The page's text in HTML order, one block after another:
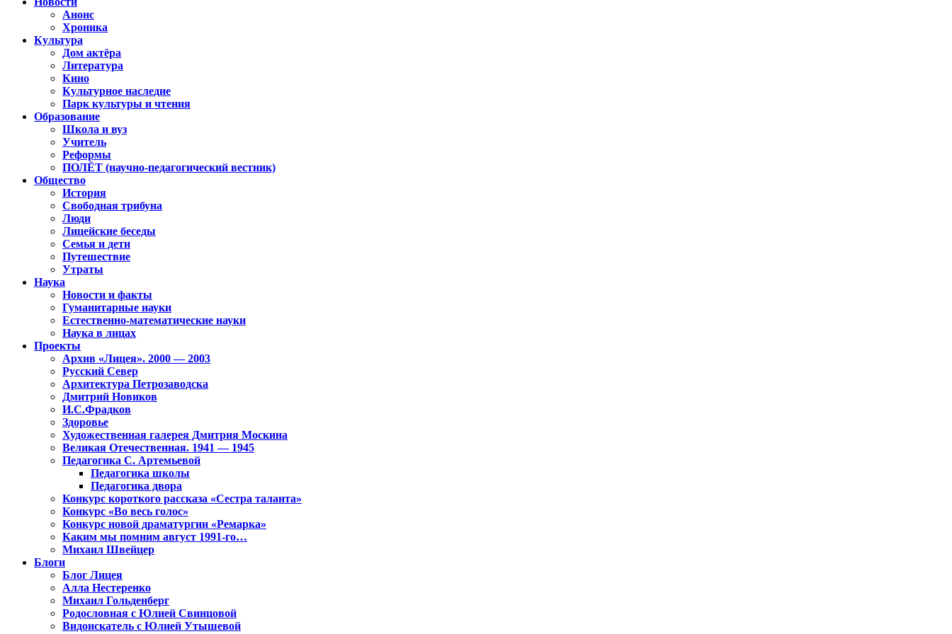
Анонс
Хроника
Культура
Дом актёра
Литература
Кино
Культурное наследие
Парк культуры и чтения
Образование
Школа и вуз
Учитель
Реформы
ПОЛЁТ (научно-педагогический вестник)
Общество
История
Свободная трибуна
Люди
Лицейские беседы
Семья и дети
Путешествие
Утраты
Наука
Новости и факты
Гуманитарные науки
Естественно-математические науки
Наука в лицах
Проекты
Архив «Лицея». 2000 — 2003
Русский Север
Архитектура Петрозаводска
Дмитрий Новиков
И.С.Фрадков
Здоровье
Художественная галерея Дмитрия Москина
Великая Отечественная. 1941 — 1945
Педагогика С. Артемьевой
Педагогика школы
Педагогика двора
Конкурс короткого рассказа «Сестра таланта»
Конкурс «Во весь голос»
Конкурс новой драматургии «Ремарка»
Каким мы помним август 1991-го…
Михаил Швейцер
Блоги
Блог Лицея
Алла Нестеренко
Михаил Гольденберг
Родословная с Юлией Свинцовой
Видоискатель с Юлией Утышевой